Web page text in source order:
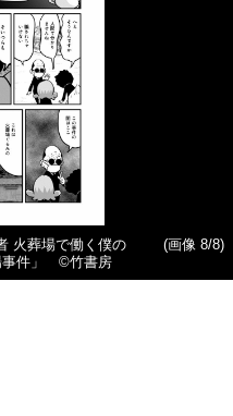
火葬場で働く僕の
事件」 ©竹書房
(画像 8/8)